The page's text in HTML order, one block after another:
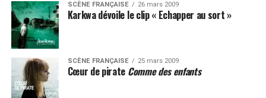
SCÈNE FRANÇAISE 26 mars 2009
Karkwa dévoile le clip « Echapper au sort »
SCÈNE FRANÇAISE 25 mars 2009
Cœur de pirate Comme des enfants